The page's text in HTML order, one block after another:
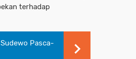
terhadap
Pasca-